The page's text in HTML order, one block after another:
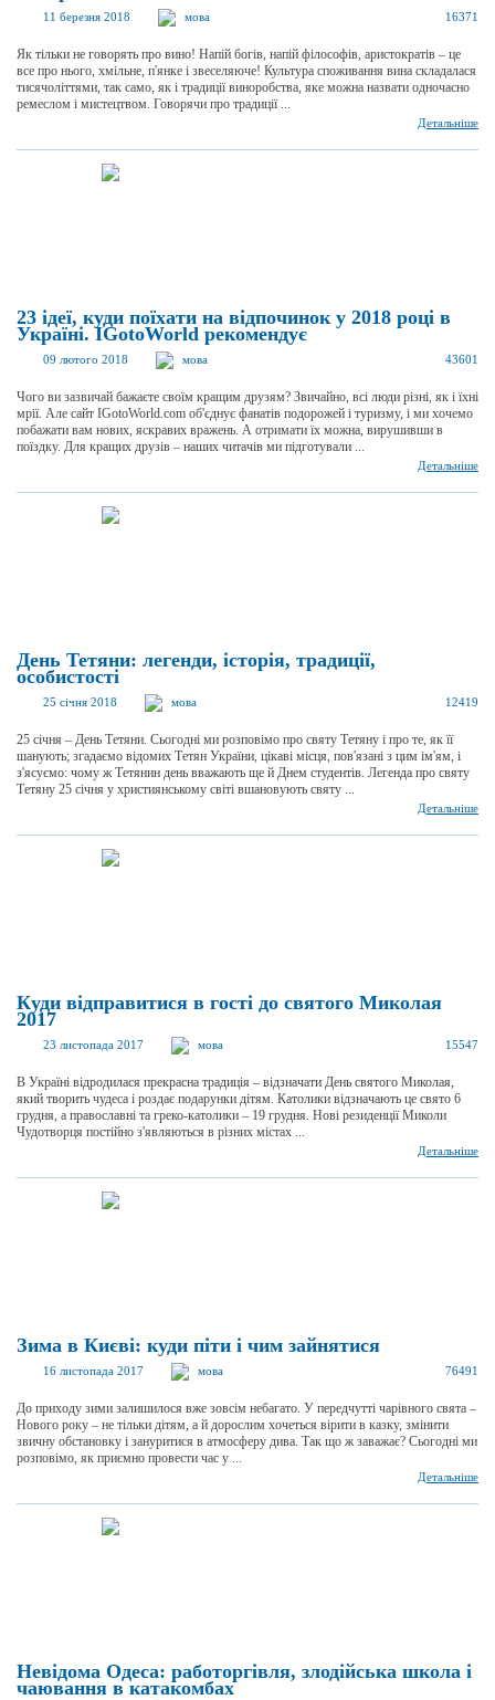
11 березня 2018 мова 16371
Як тільки не говорять про вино! Напій богів, напій філософів, аристократів – це
все про нього, хмільне, п'янке і звеселяюче! Культура споживання вина складалася
тисячоліттями, так само, як і традиції виноробства, яке можна назвати одночасно
ремеслом і мистецтвом. Говорячи про традиції ...
Детальніше
23 ідеї, куди поїхати на відпочинок у 2018 році в
Україні. IGotoWorld рекомендує
09 лютого 2018 мова 43601
Чого ви зазвичай бажаєте своїм кращим друзям? Звичайно, всі люди різні, як і їхні
мрії. Але сайт IGotoWorld.com об'єднує фанатів подорожей і туризму, і ми хочемо
побажати вам нових, яскравих вражень. А отримати їх можна, вирушивши в
поїздку. Для кращих друзів – наших читачів ми підготували ...
Детальніше
День Тетяни: легенди, історія, традиції,
особистості
25 січня 2018 мова 12419
25 січня – День Тетяни. Сьогодні ми розповімо про святу Тетяну і про те, як її
шанують; згадаємо відомих Тетян України, цікаві місця, пов'язані з цим ім'ям, і
з'ясуємо: чому ж Тетянин день вважають ще й Днем студентів. Легенда про святу
Тетяну 25 січня у християнському світі вшановують святу ...
Детальніше
Куди відправитися в гості до святого Миколая
2017
23 листопада 2017 мова 15547
В Україні відродилася прекрасна традиція – відзначати День святого Миколая,
який творить чудеса і роздає подарунки дітям. Католики відзначають це свято 6
грудня, а православні та греко-католики – 19 грудня. Нові резиденції Миколи
Чудотворця постійно з'являються в різних містах ...
Детальніше
Зима в Києві: куди піти і чим зайнятися
16 листопада 2017 мова 76491
До приходу зими залишилося вже зовсім небагато. У передчутті чарівного свята –
Нового року – не тільки дітям, а й дорослим хочеться вірити в казку, змінити
звичну обстановку і зануритися в атмосферу дива. Так що ж заважає? Сьогодні ми
розповімо, як приємно провести час у ...
Детальніше
Невідома Одеса: работоргівля, злодійська школа і
чаювання в катакомбах